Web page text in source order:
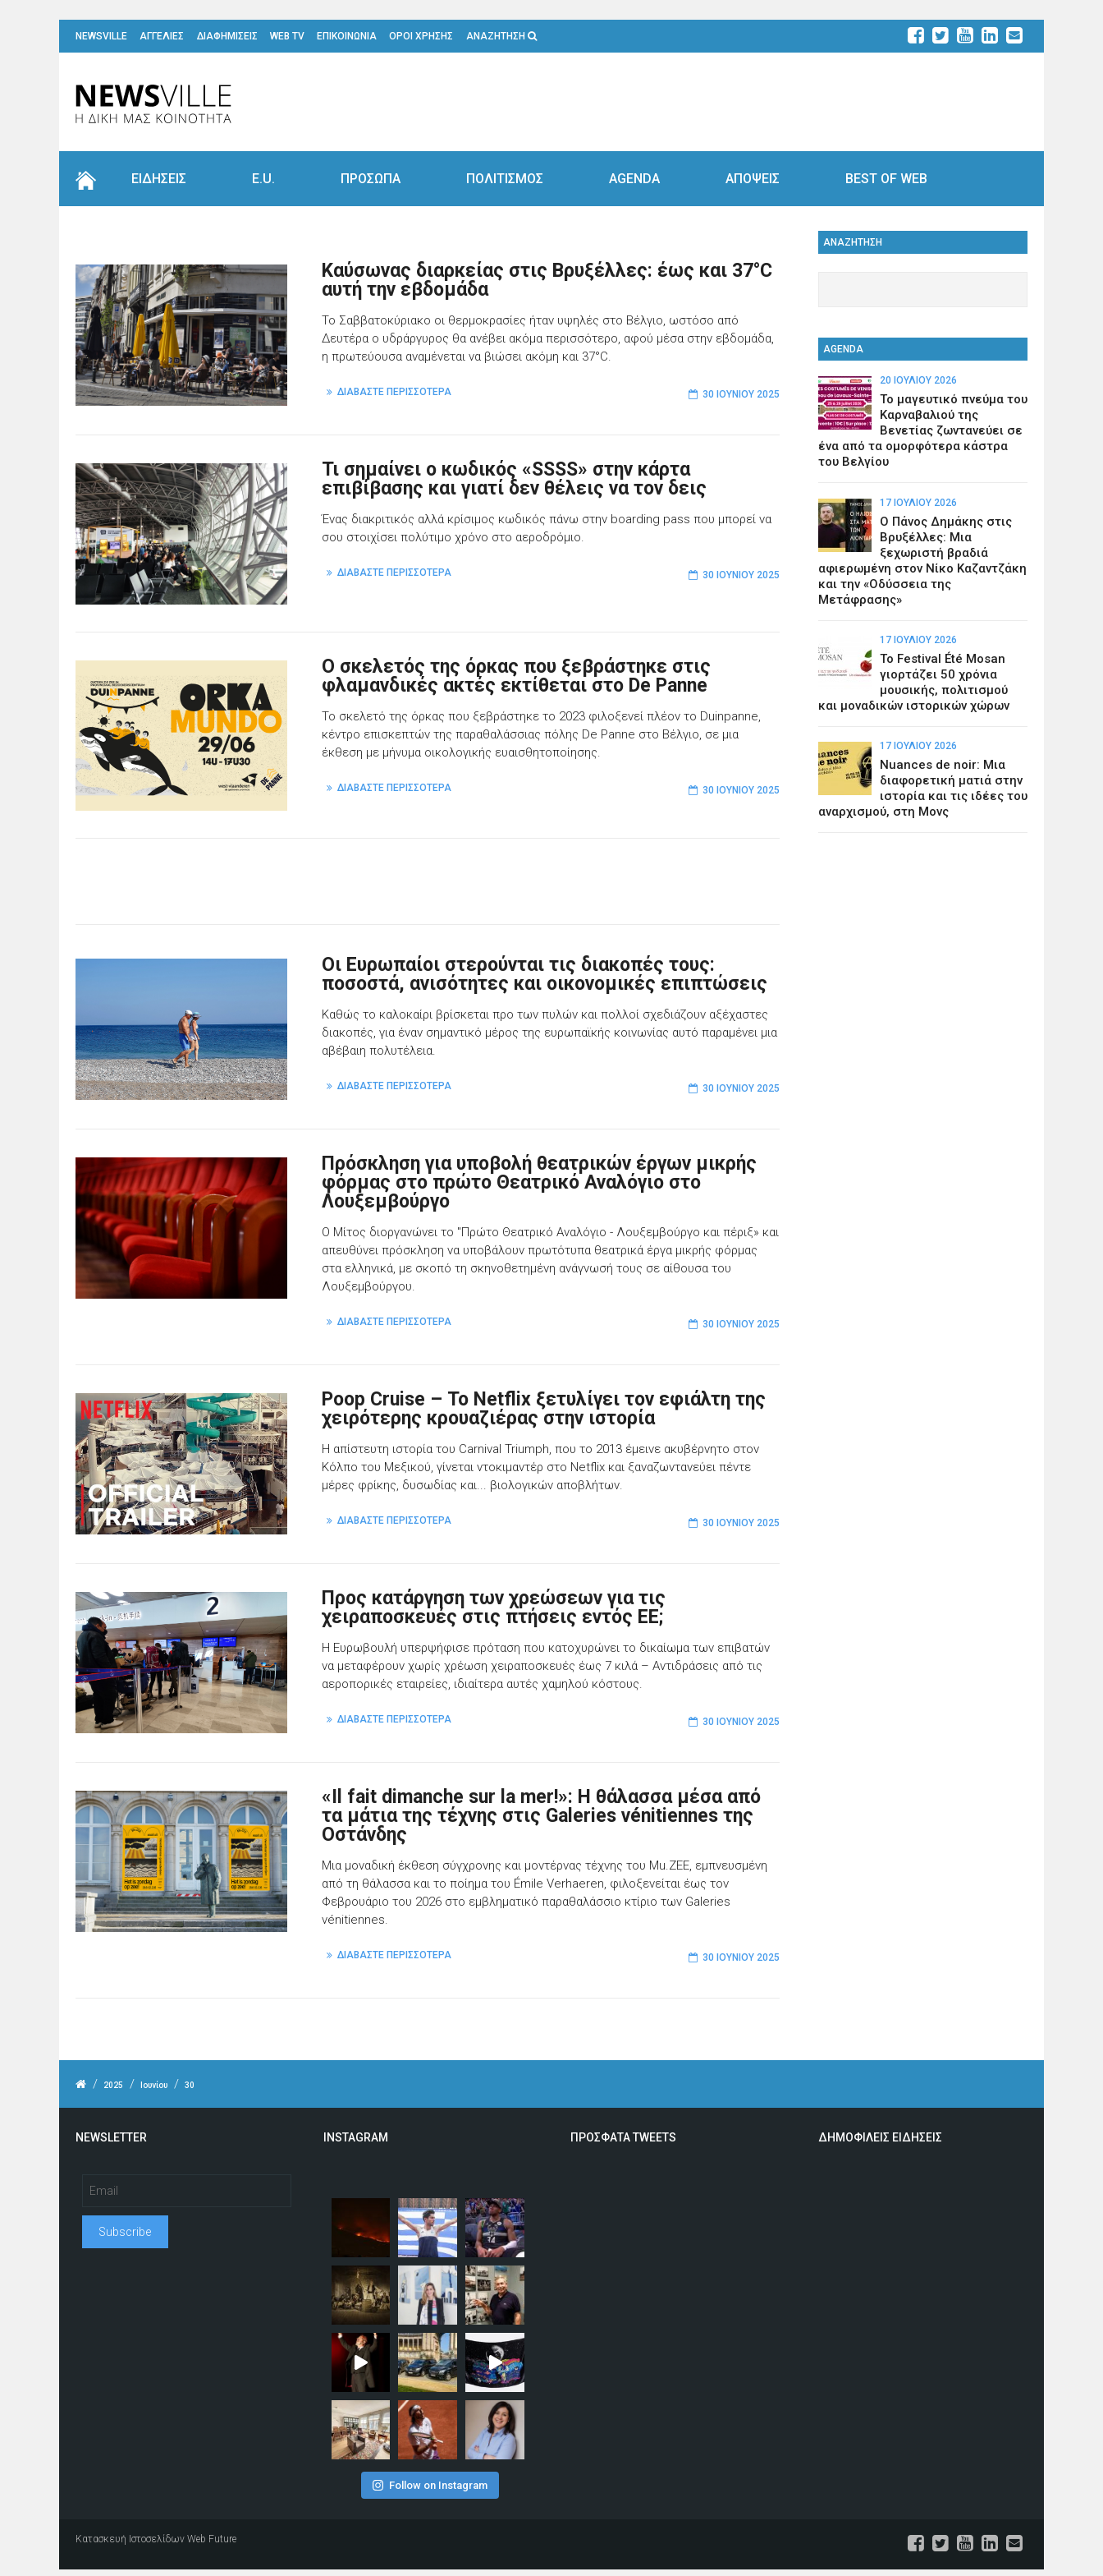
NEWSVILLE ΑΓΓΕΛΙΕΣ ΔΙΑΦΗΜΙΣΕΙΣ WEB TV ΕΠΙΚΟΙΝΩΝΙΑ ΟΡΟΙ ΧΡΗΣΗΣ ΑΝΑΖΗΤΗΣΗ
ΕΙΔΗΣΕΙΣ E.U. ΠΡΟΣΩΠΑ ΠΟΛΙΤΙΣΜΟΣ AGENDA ΑΠΟΨΕΙΣ BEST OF WEB
Καύσωνας διαρκείας στις Βρυξέλλες: έως και 37°C
αυτή την εβδομάδα
Το Σαββατοκύριακο οι θερμοκρασίες ήταν υψηλές στο Βέλγιο, ωστόσο από
Δευτέρα ο υδράργυρος θα ανέβει ακόμα περισσότερο, αφού μέσα στην εβδομάδα,
η πρωτεύουσα αναμένεται να βιώσει ακόμη και 37°C.
ΔΙΑΒΑΣΤΕ ΠΕΡΙΣΣΟΤΕΡΑ 30 ΙΟΥΝΊΟΥ 2025
Τι σημαίνει ο κωδικός «SSSS» στην κάρτα
επιβίβασης και γιατί δεν θέλεις να τον δεις
Ένας διακριτικός αλλά κρίσιμος κωδικός πάνω στην boarding pass που μπορεί να
σου στοιχίσει πολύτιμο χρόνο στο αεροδρόμιο.
ΔΙΑΒΑΣΤΕ ΠΕΡΙΣΣΟΤΕΡΑ 30 ΙΟΥΝΊΟΥ 2025
Ο σκελετός της όρκας που ξεβράστηκε στις
φλαμανδικές ακτές εκτίθεται στο De Panne
Το σκελετό της όρκας που ξεβράστηκε το 2023 φιλοξενεί πλέον το Duinpanne,
κέντρο επισκεπτών της παραθαλάσσιας πόλης De Panne στο Βέλγιο, σε μια
έκθεση με μήνυμα οικολογικής ευαισθητοποίησης.
ΔΙΑΒΑΣΤΕ ΠΕΡΙΣΣΟΤΕΡΑ 30 ΙΟΥΝΊΟΥ 2025
Οι Ευρωπαίοι στερούνται τις διακοπές τους:
ποσοστά, ανισότητες και οικονομικές επιπτώσεις
Καθώς το καλοκαίρι βρίσκεται προ των πυλών και πολλοί σχεδιάζουν αξέχαστες
διακοπές, για έναν σημαντικό μέρος της ευρωπαϊκής κοινωνίας αυτό παραμένει μια
αβέβαιη πολυτέλεια.
ΔΙΑΒΑΣΤΕ ΠΕΡΙΣΣΟΤΕΡΑ 30 ΙΟΥΝΊΟΥ 2025
Πρόσκληση για υποβολή θεατρικών έργων μικρής
φόρμας στο πρώτο Θεατρικό Αναλόγιο στο
Λουξεμβούργο
Ο Μίτος διοργανώνει το "Πρώτο Θεατρικό Αναλόγιο - Λουξεμβούργο και πέριξ» και
απευθύνει πρόσκληση να υποβάλουν πρωτότυπα θεατρικά έργα μικρής φόρμας
στα ελληνικά, με σκοπό τη σκηνοθετημένη ανάγνωσή τους σε αίθουσα του
Λουξεμβούργου.
ΔΙΑΒΑΣΤΕ ΠΕΡΙΣΣΟΤΕΡΑ 30 ΙΟΥΝΊΟΥ 2025
Poop Cruise – Το Netflix ξετυλίγει τον εφιάλτη της
χειρότερης κρουαζιέρας στην ιστορία
Η απίστευτη ιστορία του Carnival Triumph, που το 2013 έμεινε ακυβέρνητο στον
Κόλπο του Μεξικού, γίνεται ντοκιμαντέρ στο Netflix και ξαναζωντανεύει πέντε
μέρες φρίκης, δυσωδίας και... βιολογικών αποβλήτων.
ΔΙΑΒΑΣΤΕ ΠΕΡΙΣΣΟΤΕΡΑ 30 ΙΟΥΝΊΟΥ 2025
Προς κατάργηση των χρεώσεων για τις
χειραποσκευές στις πτήσεις εντός ΕΕ;
Η Ευρωβουλή υπερψήφισε πρόταση που κατοχυρώνει το δικαίωμα των επιβατών
να μεταφέρουν χωρίς χρέωση χειραποσκευές έως 7 κιλά – Αντιδράσεις από τις
αεροπορικές εταιρείες, ιδιαίτερα αυτές χαμηλού κόστους.
ΔΙΑΒΑΣΤΕ ΠΕΡΙΣΣΟΤΕΡΑ 30 ΙΟΥΝΊΟΥ 2025
«Il fait dimanche sur la mer!»: Η θάλασσα μέσα από
τα μάτια της τέχνης στις Galeries vénitiennes της
Οστάνδης
Μια μοναδική έκθεση σύγχρονης και μοντέρνας τέχνης του Mu.ZEE, εμπνευσμένη
από τη θάλασσα και το ποίημα του Émile Verhaeren, φιλοξενείται έως τον
Φεβρουάριο του 2026 στο εμβληματικό παραθαλάσσιο κτίριο των Galeries
vénitiennes.
ΔΙΑΒΑΣΤΕ ΠΕΡΙΣΣΟΤΕΡΑ 30 ΙΟΥΝΊΟΥ 2025
ΑΝΑΖΗΤΗΣΗ
AGENDA
20 ΙΟΥΛΊΟΥ 2026
Το μαγευτικό πνεύμα του
Καρναβαλιού της
Βενετίας ζωντανεύει σε
ένα από τα ομορφότερα κάστρα
του Βελγίου
17 ΙΟΥΛΊΟΥ 2026
Ο Πάνος Δημάκης στις
Βρυξέλλες: Μια
ξεχωριστή βραδιά
αφιερωμένη στον Νίκο Καζαντζάκη
και την «Οδύσσεια της
Μετάφρασης»
17 ΙΟΥΛΊΟΥ 2026
Το Festival Été Mosan
γιορτάζει 50 χρόνια
μουσικής, πολιτισμού
και μοναδικών ιστορικών χώρων
17 ΙΟΥΛΊΟΥ 2026
Nuances de noir: Μια
διαφορετική ματιά στην
ιστορία και τις ιδέες του
αναρχισμού, στη Μονς
/ 2025 / Ιουνίου / 30
NEWSLETTER INSTAGRAM
Follow on Instagram
ΠΡΟΣΦΑΤΑ TWEETS ΔΗΜΟΦΙΛΕΙΣ ΕΙΔΗΣΕΙΣ
Κατασκευή Ιστοσελίδων Web Future